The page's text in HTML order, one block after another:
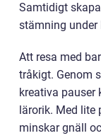
Samtidigt
stämning under
Att resa med
tråkigt. Genom
kreativa pauser
lärorik. Med lite
minskar gnäll